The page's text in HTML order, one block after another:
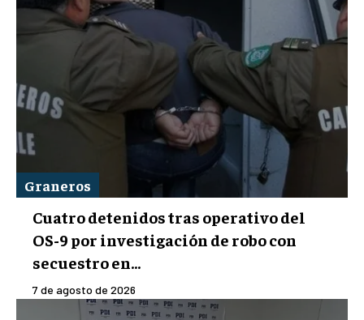
Graneros
Cuatro detenidos tras operativo del
OS-9 por investigación de robo con
secuestro en...
7 de agosto de 2026